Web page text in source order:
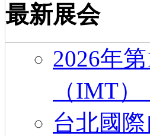
最新展会
2026年
（IMT
台北國